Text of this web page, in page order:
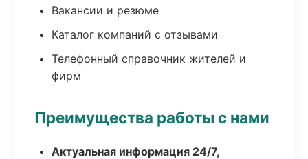
Вакансии и резюме
Каталог компаний с отзывами
Телефонный справочник жителей и
фирм
Преимущества работы с нами
Актуальная информация 24/7,